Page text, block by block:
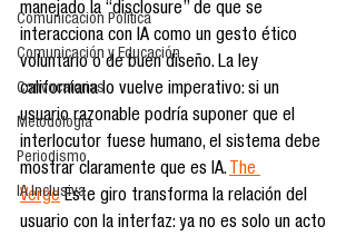
Comunicación Política
Comunicación y Educación
Convocatorias
Metodología
Periodismo
IA Inclusiva
manejado la “disclosure” de que se
interacciona con IA como un gesto ético
voluntario o de buen diseño. La ley
californiana lo vuelve imperativo: si un
usuario razonable podría suponer que el
interlocutor fuese humano, el sistema debe
mostrar claramente que es IA. The
Verge Este giro transforma la relación del
usuario con la interfaz: ya no es solo un acto